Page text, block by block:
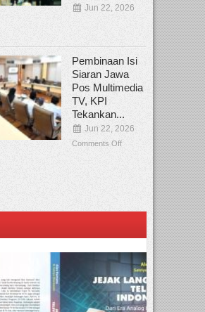
Jun 22, 2026
Pembinaan Isi
Siaran Jawa
Pos Multimedia
TV, KPI
Tekankan...
Jun 22, 2026
Comments Off